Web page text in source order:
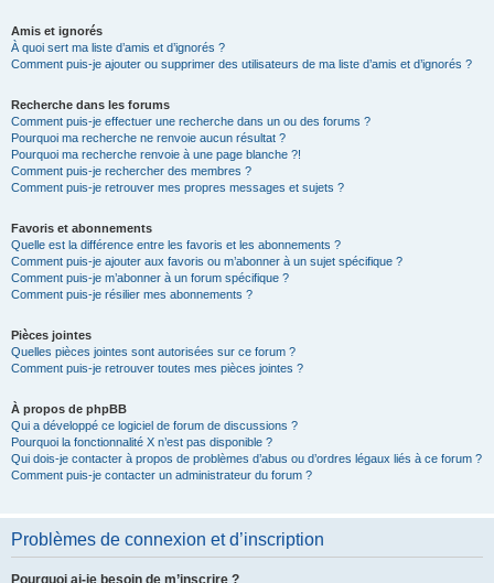
Amis et ignorés
À quoi sert ma liste d’amis et d’ignorés ?
Comment puis-je ajouter ou supprimer des utilisateurs de ma liste d’amis et d’ignorés ?
Recherche dans les forums
Comment puis-je effectuer une recherche dans un ou des forums ?
Pourquoi ma recherche ne renvoie aucun résultat ?
Pourquoi ma recherche renvoie à une page blanche ?!
Comment puis-je rechercher des membres ?
Comment puis-je retrouver mes propres messages et sujets ?
Favoris et abonnements
Quelle est la différence entre les favoris et les abonnements ?
Comment puis-je ajouter aux favoris ou m’abonner à un sujet spécifique ?
Comment puis-je m’abonner à un forum spécifique ?
Comment puis-je résilier mes abonnements ?
Pièces jointes
Quelles pièces jointes sont autorisées sur ce forum ?
Comment puis-je retrouver toutes mes pièces jointes ?
À propos de phpBB
Qui a développé ce logiciel de forum de discussions ?
Pourquoi la fonctionnalité X n’est pas disponible ?
Qui dois-je contacter à propos de problèmes d’abus ou d’ordres légaux liés à ce forum ?
Comment puis-je contacter un administrateur du forum ?
Problèmes de connexion et d’inscription
Pourquoi ai-je besoin de m’inscrire ?